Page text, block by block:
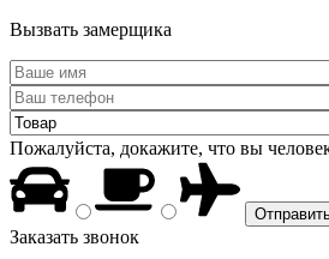
Вызвать замерщика
Пожалуйста, докажите, что вы
Заказать звонок